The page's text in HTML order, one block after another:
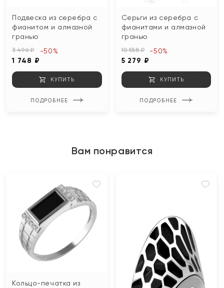
Подвеска из серебра с
фианитом и алмазной
гранью
3 496 ₽
1 748 ₽
-50%
КУПИТЬ
ПОДРОБНЕЕ
Серьги из серебра с
фианитами и алмазной
гранью
10 558 ₽
5 279 ₽
-50%
КУПИТЬ
ПОДРОБНЕЕ
Вам понравится
Кольцо-печатка из